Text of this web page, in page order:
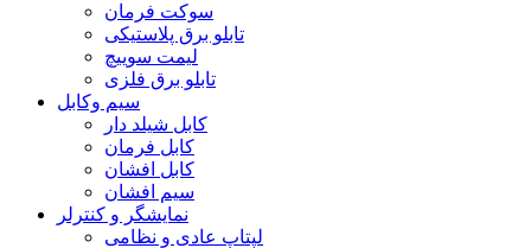
سوکت فرمان
تابلو برق پلاستیکی
لیمت سوییچ
تابلو برق فلزی
سیم وکابل
کابل شیلد دار
کابل فرمان
کابل افشان
سیم افشان
نمایشگر و کنترلر
لپتاپ عادی و نظامی